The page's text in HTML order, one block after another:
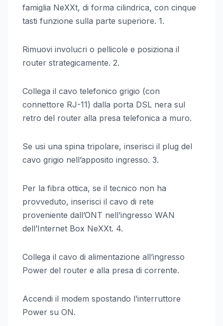
famiglia NeXXt, di forma cilindrica, con cinque
tasti funzione sulla parte superiore. 1.
Rimuovi involucri o pellicole e posiziona il
router strategicamente. 2.
Collega il cavo telefonico grigio (con
connettore RJ-11) dalla porta DSL nera sul
retro del router alla presa telefonica a muro.
Se usi una spina tripolare, inserisci il plug del
cavo grigio nell’apposito ingresso. 3.
Per la fibra ottica, se il tecnico non ha
provveduto, inserisci il cavo di rete
proveniente dall’ONT nell’ingresso WAN
dell’Internet Box NeXXt. 4.
Collega il cavo di alimentazione all’ingresso
Power del router e alla presa di corrente.
Accendi il modem spostando l’interruttore
Power su ON.